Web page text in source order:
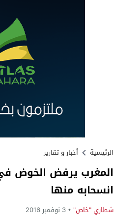
الرئيسية أخبار و تقارير
المغرب يرفض الخوض
انسحابه منها
شطاري "خاص" 3 نوفمبر 2016